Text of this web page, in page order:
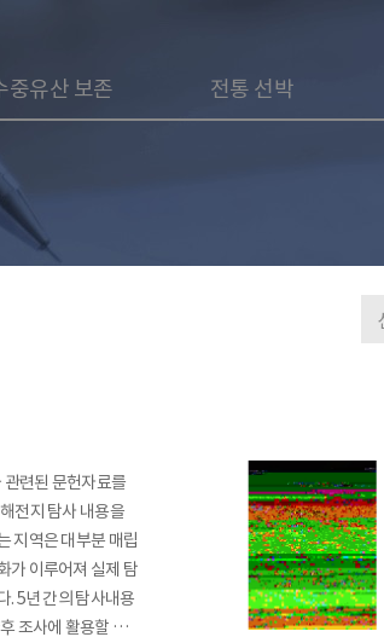
망과 임무
략체계도
파선 보존
기물 보존
속유물 보존
자기 보존
중유산 보존환경
전통선박 연구
전통선박 활용
해
섬문
수군
조운
해양
중유산 보존 전통 선박
련된 문헌자료를
전지 탐사 내용을
지역은 대부분 매립
가 이루어져 실제 탐
. 5년 간의 탐사내용
조사에 활용할 수